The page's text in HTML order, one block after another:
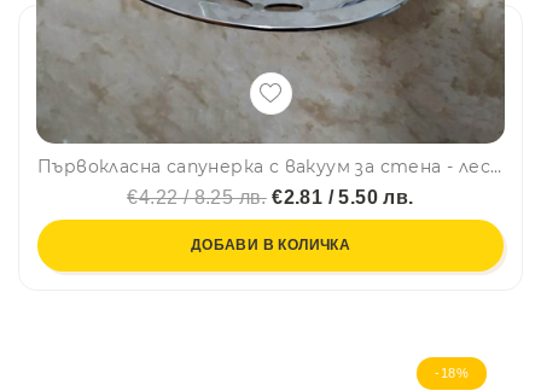
Първокласна сапунерка с вакуум за стена - лесен монтаж, без пробиване
€4.22 / 8.25 лв.€2.81 / 5.50 лв.
ДОБАВИ В КОЛИЧКА
-18%